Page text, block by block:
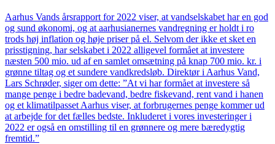
Aarhus Vands årsrapport for 2022 viser, at vandselskabet har en god
og sund økonomi, og at aarhusianernes vandregning er holdt i ro
trods høj inflation og høje priser på el. Selvom der ikke et sket en
prisstigning, har selskabet i 2022 alligevel formået at investere
næsten 500 mio. ud af en samlet omsætning på knap 700 mio. kr. i
grønne tiltag og et sundere vandkredsløb. Direktør i Aarhus Vand,
Lars Schrøder, siger om dette: ”At vi har formået at investere så
mange penge i bedre badevand, bedre fiskevand, rent vand i hanen
og et klimatilpasset Aarhus viser, at forbrugernes penge kommer ud
at arbejde for det fælles bedste. Inkluderet i vores investeringer i
2022 er også en omstilling til en grønnere og mere bæredygtig
fremtid.”